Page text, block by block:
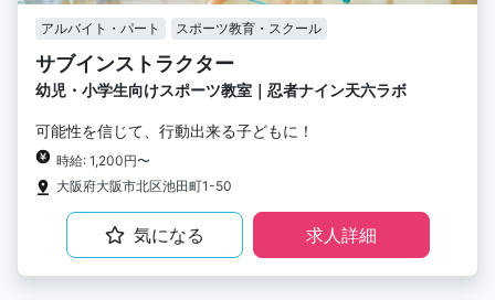
アルバイト・パート スポーツ教育・スクール
サブインストラクター
幼児・小学生向けスポーツ教室｜忍者ナイン天六ラボ
可能性を信じて、行動出来る子どもに！
時給: 1,200円〜
大阪府大阪市北区池田町1-50
気になる 求人詳細